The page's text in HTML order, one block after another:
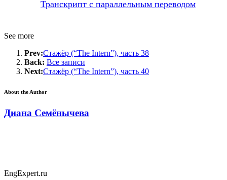
Транскрипт с параллельным переводом
See more
Prev:Стажёр (“The Intern”), часть 38
Back: Все записи
Next:Стажёр (“The Intern”), часть 40
About the Author
Диана Семёнычева
EngExpert.ru